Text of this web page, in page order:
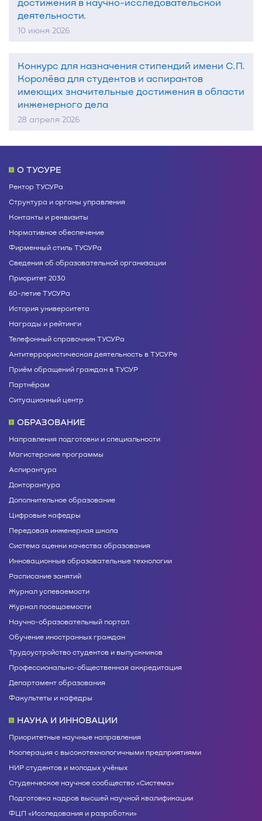
деятельности.
10 июня 2026
Конкурс для назначения стипендий имени С.П.
Королёва для студентов и аспирантов
имеющих значительные достижения в области
инженерного дела
28 апреля 2026
О ТУСУРЕ
Ректор ТУСУРа
Структура и органы управления
Контакты и реквизиты
Нормативное обеспечение
Фирменный стиль ТУСУРа
Сведения об образовательной организации
Приоритет 2030
60-летие ТУСУРа
История университета
Награды и рейтинги
Телефонный справочник ТУСУРа
Антитеррористическая деятельность в ТУСУРе
Приём обращений граждан в ТУСУР
Партнёрам
Ситуационный центр
ОБРАЗОВАНИЕ
Направления подготовки и специальности
Магистерские программы
Аспирантура
Докторантура
Дополнительное образование
Цифровые кафедры
Передовая инженерная школа
Система оценки качества образования
Инновационные образовательные технологии
Расписание занятий
Журнал успеваемости
Журнал посещаемости
Научно-образовательный портал
Обучение иностранных граждан
Трудоустройство студентов и выпускников
Профессионально-общественная аккредитация
Департамент образования
Факультеты и кафедры
НАУКА И ИННОВАЦИИ
Приоритетные научные направления
Кооперация с высокотехнологичными предприятиями
НИР студентов и молодых учёных
Студенческое научное сообщество «Система»
Подготовка кадров высшей научной квалификации
ФЦП «Исследования и разработки»